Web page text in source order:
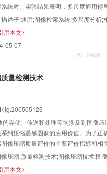
统对。实验结果表明，多尺度通用傅
较好地克服图像灰度噪声带来的干扰
子;通用;图像检索系统;多尺度分析;相似性匹配;组成
用本文>
05-07
2990
量检测技术
jig.200505123
的存储、传送和处理等均涉及到图像
到压缩遥感图像的应用价值。为了正
像压缩质量评价的主要评价指标和相
、压缩速率和复杂度等评价指标的构
量检测技术;图像压缩技术;图像数据压缩;压缩质量;评价指标;质量评价;图像压缩比;应用价值;
用本文>